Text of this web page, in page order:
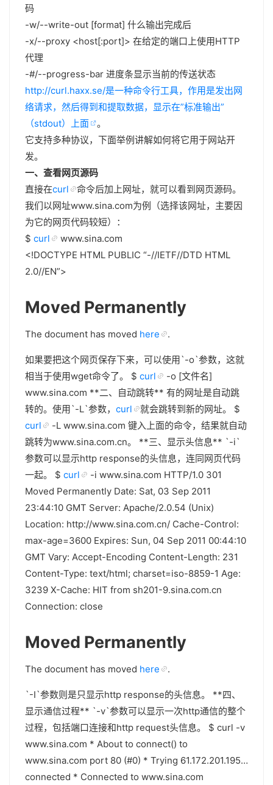
码
-w/--write-out [format] 什么输出完成后
-x/--proxy <host[:port]> 在给定的端口上使用HTTP
代理
-#/--progress-bar 进度条显示当前的传送状态
http://curl.haxx.se/是一种命令行工具，作用是发出网
络请求，然后得到和提取数据，显示在”标准输出”
（stdout）上面
。
它支持多种协议，下面举例讲解如何将它用于网站开
发。
一、查看网页源码
直接在curl
命令后加上网址，就可以看到网页源码。
我们以网址www.sina.com为例（选择该网址，主要因
为它的网页代码较短）：
$ curl
www.sina.com
<!DOCTYPE HTML PUBLIC “-//IETF//DTD HTML
2.0//EN”>
Moved Permanently
The document has moved here .
如果要把这个网页保存下来，可以使用`-o`参数，这就
相当于使用wget命令了。 $ curl
-o [文件名]
www.sina.com **二、自动跳转** 有的网址是自动跳
转的。使用`-L`参数， curl
就会跳转到新的网址。 $
curl
-L www.sina.com 键入上面的命令，结果就自动
跳转为www.sina.com.cn。 **三、显示头信息** `-i`
参数可以显示http response的头信息，连同网页代码
一起。 $ curl
-i www.sina.com HTTP/1.0 301
Moved Permanently Date: Sat, 03 Sep 2011
23:44:10 GMT Server: Apache/2.0.54 (Unix)
Location: http://www.sina.com.cn/ Cache-Control:
max-age=3600 Expires: Sun, 04 Sep 2011 00:44:10
GMT Vary: Accept-Encoding Content-Length: 231
Content-Type: text/html; charset=iso-8859-1 Age:
3239 X-Cache: HIT from sh201-9.sina.com.cn
Connection: close
Moved Permanently
The document has moved here .
`-I`参数则是只显示http response的头信息。 **四、
显示通信过程** `-v`参数可以显示一次http通信的整个
过程，包括端口连接和http request头信息。 $ curl -v
www.sina.com * About to connect() to
www.sina.com port 80 (#0) * Trying 61.172.201.195…
connected * Connected to www.sina.com